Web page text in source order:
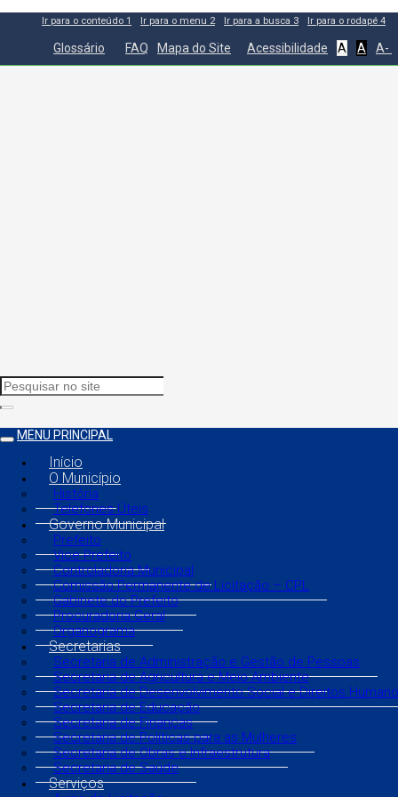
Ir para o conteúdo 1 Ir para o menu 2 Ir para a busca 3 Ir para o rodapé 4
Glossário FAQ Mapa do Site Acessibilidade A A A-
MENU PRINCIPAL
Início
O Município
História
Telefones Úteis
Governo Municipal
Prefeito
Vice Prefeito
Controladoria Municipal
Comissão Permanente de Licitação – CPL
Gabinete do Prefeito
Procuradoria Geral
Organograma
Secretarias
Secretaria de Administração e Gestão de Pessoas
Secretaria de Agricultura e Meio Ambiente
Secretaria de Desenvolvimento Social e Direitos
Secretaria de Educação
Secretaria de Finanças
Secretaria de Políticas para as Mulheres
Secretaria de Obras e Infraestrutura
Secretaria de Saúde
Serviços